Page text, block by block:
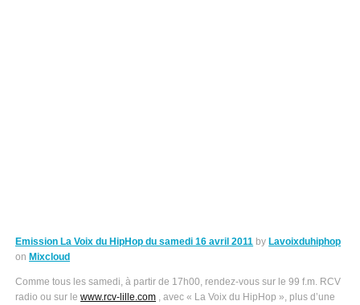
Emission La Voix du HipHop du samedi 16 avril 2011 by Lavoixduhiphop
on Mixcloud
Comme tous les samedi, à partir de 17h00, rendez-vous sur le 99 f.m. RCV
radio ou sur lewww.rcv-lille.com , avec « La Voix du HipHop », plus d’une